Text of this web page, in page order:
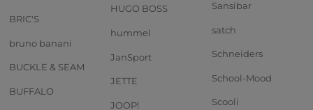
BRIC'S
bruno banani
BUCKLE & SEAM
BUFFALO
HUGO BOSS
hummel
JanSport
JETTE
JOOP!
Sansibar
satch
Schneiders
School-Mood
Scooli